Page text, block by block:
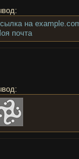
на
почта